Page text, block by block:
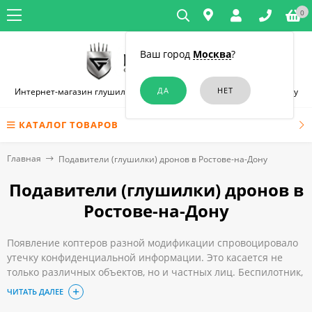
Ваш город Москва?
0
Интернет-магазин глушилок связи и диктофонов в Ростове-на-Дону
КАТАЛОГ ТОВАРОВ
Главная Подавители (глушилки) дронов в Ростове-на-Дону
Подавители (глушилки) дронов в
Ростове-на-Дону
Появление коптеров разной модификации спровоцировало
утечку конфиденциальной информации. Это касается не
только различных объектов, но и частных лиц. Беспилотник,
оснащённый качественной аппаратурой, способен
отследить личную жизнь человека или деятельность любой
ЧИТАТЬ ДАЛЕЕ